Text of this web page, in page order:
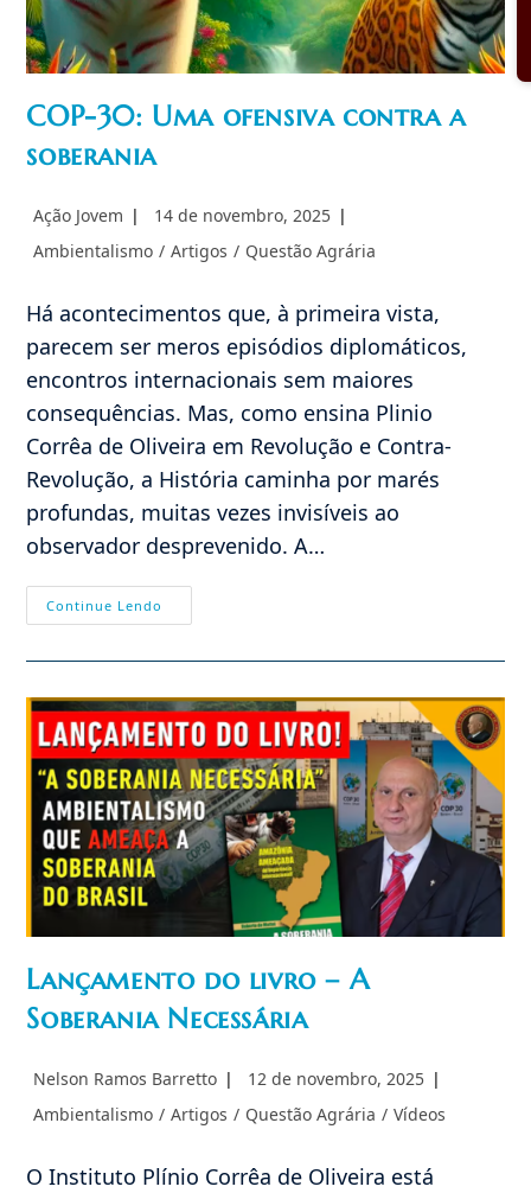
COP-30: Uma ofensiva contra a
soberania
Autor
post:
Ação Jovem
Post
14 de novembro, 2025
Categoria
Ambientalismo / Artigos / Questão Agrária
Há acontecimentos que, à primeira vista,
parecem ser meros episódios diplomáticos,
encontros internacionais sem maiores
consequências. Mas, como ensina Plinio
Corrêa de Oliveira em Revolução e Contra-
Revolução, a História caminha por marés
profundas, muitas vezes invisíveis ao
observador desprevenido. A…
Continue Lendo
30:
Ofensiva
Soberania
Lançamento do livro – A
Soberania Necessária
Autor
post:
Nelson Ramos Barretto
Post
12 de novembro, 2025
Categoria
Ambientalismo / Artigos / Questão Agrária / Vídeos
O Instituto Plínio Corrêa de Oliveira está